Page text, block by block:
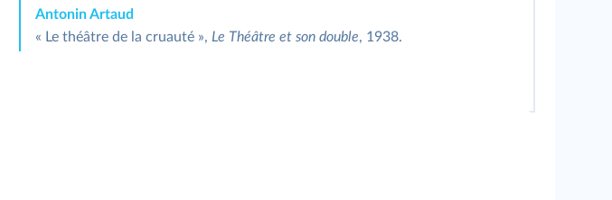
Antonin Artaud
« Le théâtre de la cruauté », Le Théâtre et son double, 1938.